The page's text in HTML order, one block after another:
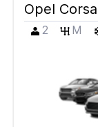
Opel Corsa
2
M